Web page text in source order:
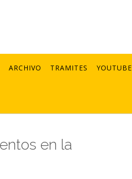
ARCHIVO TRAMITES YOUTUBE
en la